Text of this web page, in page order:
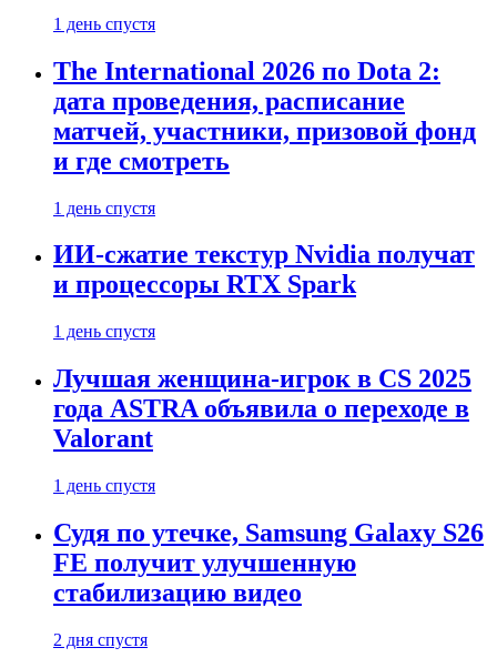
1 день спустя
The International 2026 по Dota 2:
дата проведения, расписание
матчей, участники, призовой фонд
и где смотреть
1 день спустя
ИИ-сжатие текстур Nvidia получат
и процессоры RTX Spark
1 день спустя
Лучшая женщина-игрок в CS 2025
года ASTRA объявила о переходе в
Valorant
1 день спустя
Судя по утечке, Samsung Galaxy S26
FE получит улучшенную
стабилизацию видео
2 дня спустя